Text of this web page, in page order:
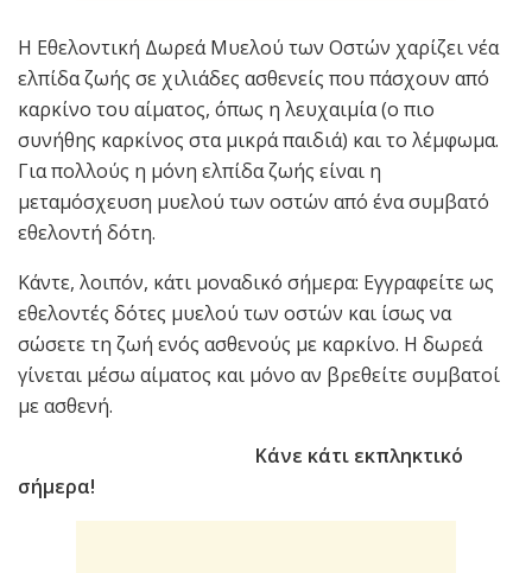
Η Εθελοντική Δωρεά Μυελού των Οστών χαρίζει νέα
ελπίδα ζωής σε χιλιάδες ασθενείς που πάσχουν από
καρκίνο του αίματος, όπως η λευχαιμία (ο πιο
συνήθης καρκίνος στα μικρά παιδιά) και το λέμφωμα.
Για πολλούς η μόνη ελπίδα ζωής είναι η
μεταμόσχευση μυελού των οστών από ένα συμβατό
εθελοντή δότη.
Κάντε, λοιπόν, κάτι μοναδικό σήμερα: Εγγραφείτε ως
εθελοντές δότες μυελού των οστών και ίσως να
σώσετε τη ζωή ενός ασθενούς με καρκίνο. Η δωρεά
γίνεται μέσω αίματος και μόνο αν βρεθείτε συμβατοί
με ασθενή.
Κάνε κάτι εκπληκτικό
σήμερα!